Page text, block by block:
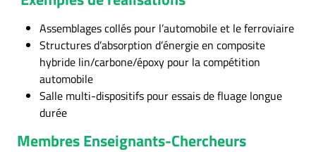
Assemblages collés pour l’automobile et le ferroviaire
Structures d’absorption d’énergie en composite
hybride lin/carbone/époxy pour la compétition
automobile
Salle multi-dispositifs pour essais de fluage longue
durée
Membres Enseignants-Chercheurs